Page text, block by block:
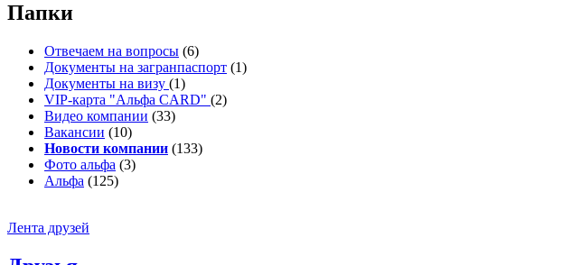
Папки
Отвечаем на вопросы (6)
Документы на загранпаспорт (1)
Документы на визу (1)
VIP-карта "Альфа CARD" (2)
Видео компании (33)
Вакансии (10)
Новости компании (133)
Фото альфа (3)
Альфа (125)
Лента друзей